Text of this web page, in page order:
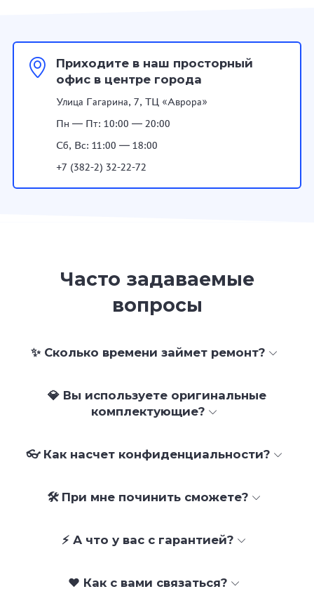
Приходите в наш просторный
офис в центре города
Улица Гагарина, 7, ТЦ «Аврора»
Пн — Пт: 10:00 — 20:00
Сб, Вс: 11:00 — 18:00
+7 (382-2) 32-22-72
Часто задаваемые
вопросы
✨ Сколько времени займет ремонт?
💎 Вы используете оригинальные
комплектующие?
👓 Как насчет конфиденциальности?
🛠 При мне починить сможете?
⚡ А что у вас с гарантией?
❤️ Как с вами связаться?